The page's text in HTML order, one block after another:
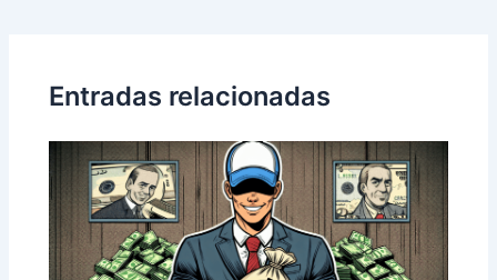
Entradas relacionadas